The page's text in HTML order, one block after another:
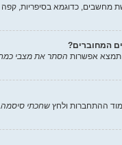
מחשבים, כדוגמא בסיפריות,
המחוברים?
תמצא אפשרות הסתר את מצבי
ההתחברות ולחץ שחכתי סיסמה